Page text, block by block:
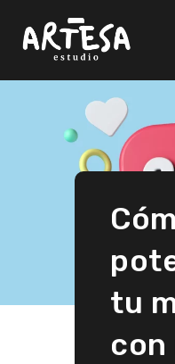
contenido
tu
con